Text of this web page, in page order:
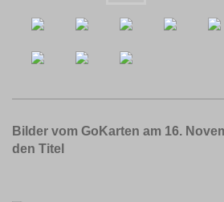
Bilder vom GoKarten am 16.
den Titel